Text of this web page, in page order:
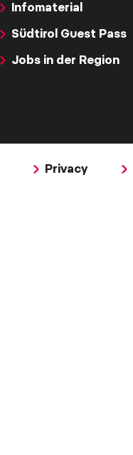
Infomaterial
Südtirol Guest Pass
Jobs in der Region
Privacy